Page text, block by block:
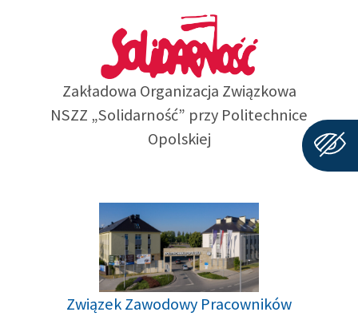
Zakładowa Organizacja Związkowa
NSZZ „Solidarność” przy Politechnice
Opolskiej
Związek Zawodowy Pracowników